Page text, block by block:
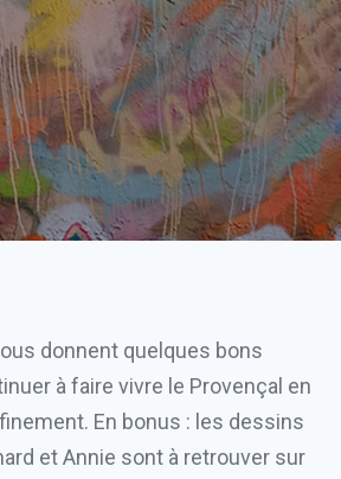
donnent quelques bons
à faire vivre le Provençal en
En bonus : les dessins
et Annie sont à retrouver sur